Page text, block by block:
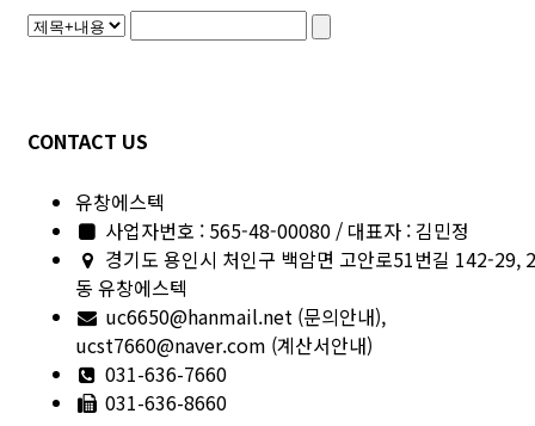
CONTACT US
유창에스텍
사업자번호 : 565-48-00080 / 대표자 : 김민정
경기도 용인시 처인구 백암면 고안로51번길 142-29, 2
동 유창에스텍
uc6650@hanmail.net (문의안내),
ucst7660@naver.com (계산서안내)
031-636-7660
031-636-8660